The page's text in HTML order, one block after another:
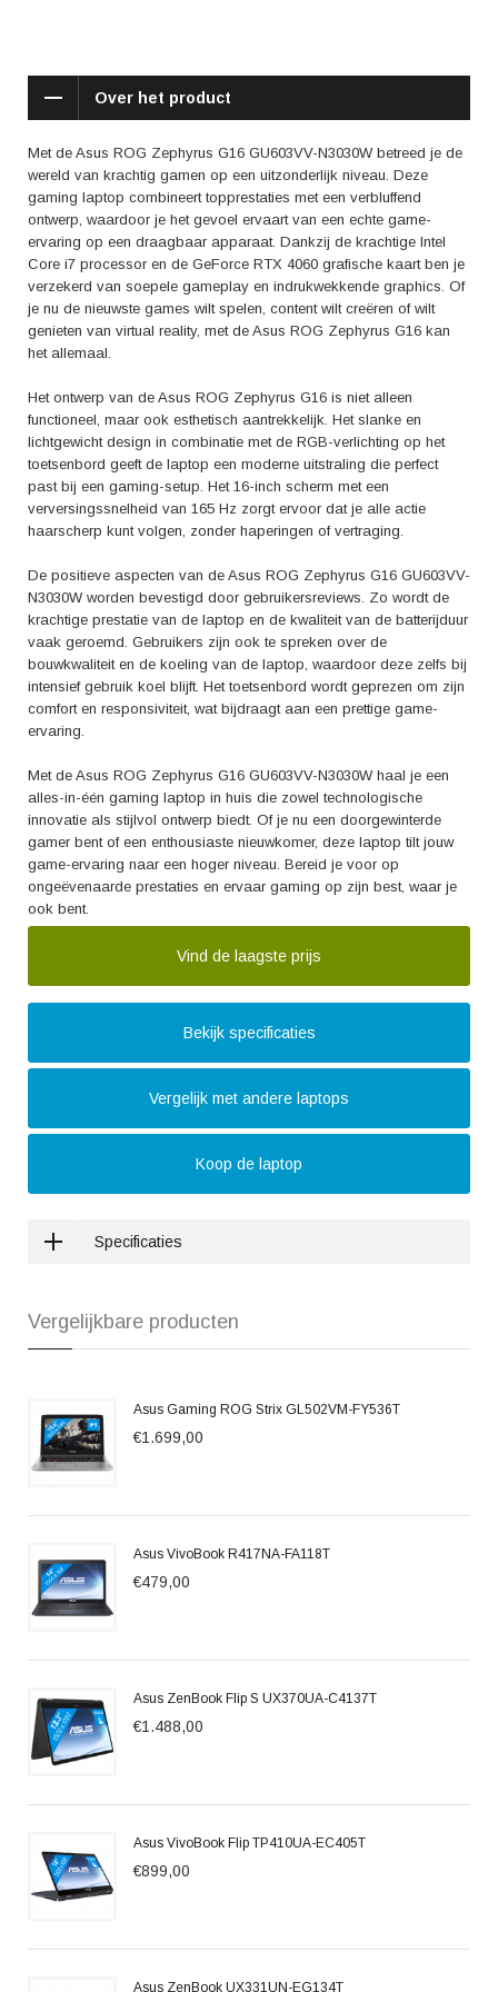
in-één gaming laptop in huis die zowel technologische innovatie als
enthousiaste nieuwkomer, deze laptop tilt jouw game-ervaring naar een
hoger niveau. Bereid je voor op ongeëvenaarde prestaties en ervaar
gaming op zijn best, waar je ook bent.
Over het product
Met de Asus ROG Zephyrus G16 GU603VV-N3030W betreed je de
wereld van krachtig gamen op een uitzonderlijk niveau. Deze
gaming laptop combineert topprestaties met een verbluffend
ontwerp, waardoor je het gevoel ervaart van een echte game-
ervaring op een draagbaar apparaat. Dankzij de krachtige Intel
Core i7 processor en de GeForce RTX 4060 grafische kaart ben je
verzekerd van soepele gameplay en indrukwekkende graphics. Of
je nu de nieuwste games wilt spelen, content wilt creëren of wilt
genieten van virtual reality, met de Asus ROG Zephyrus G16 kan
het allemaal.
Het ontwerp van de Asus ROG Zephyrus G16 is niet alleen
functioneel, maar ook esthetisch aantrekkelijk. Het slanke en
lichtgewicht design in combinatie met de RGB-verlichting op het
toetsenbord geeft de laptop een moderne uitstraling die perfect
past bij een gaming-setup. Het 16-inch scherm met een
verversingssnelheid van 165 Hz zorgt ervoor dat je alle actie
haarscherp kunt volgen, zonder haperingen of vertraging.
De positieve aspecten van de Asus ROG Zephyrus G16 GU603VV-
N3030W worden bevestigd door gebruikersreviews. Zo wordt de
krachtige prestatie van de laptop en de kwaliteit van de batterijduur
vaak geroemd. Gebruikers zijn ook te spreken over de
bouwkwaliteit en de koeling van de laptop, waardoor deze zelfs bij
intensief gebruik koel blijft. Het toetsenbord wordt geprezen om zijn
comfort en responsiviteit, wat bijdraagt aan een prettige game-
ervaring.
Met de Asus ROG Zephyrus G16 GU603VV-N3030W haal je een
alles-in-één gaming laptop in huis die zowel technologische
innovatie als stijlvol ontwerp biedt. Of je nu een doorgewinterde
gamer bent of een enthousiaste nieuwkomer, deze laptop tilt jouw
game-ervaring naar een hoger niveau. Bereid je voor op
ongeëvenaarde prestaties en ervaar gaming op zijn best, waar je
ook bent.
Vind de laagste prijs
Bekijk specificaties
Vergelijk met andere laptops
Koop de laptop
Specificaties
Vergelijkbare producten
Asus Gaming ROG Strix GL502VM-FY536T
€1.699,00
Asus VivoBook R417NA-FA118T
€479,00
Asus ZenBook Flip S UX370UA-C4137T
€1.488,00
Asus VivoBook Flip TP410UA-EC405T
€899,00
Asus ZenBook UX331UN-EG134T